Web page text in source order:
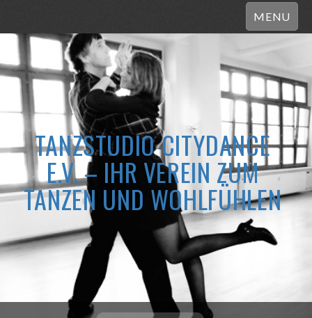
MENU
TANZSTUDIO CITYDANCE
E.V. – IHR VEREIN ZUM
TANZEN UND WOHLFÜHLEN